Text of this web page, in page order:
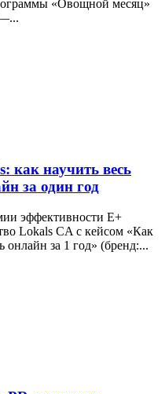
«Овощной месяц»
как научить весь
за один год
эффективности E+
Lokals CA с кейсом «Как
онлайн за 1 год» (бренд:...